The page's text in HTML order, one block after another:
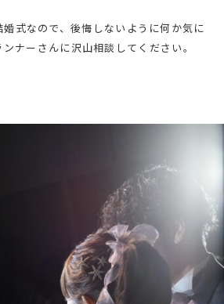
式なので、後悔しないように何か気に
ナーさんに沢山相談してください。